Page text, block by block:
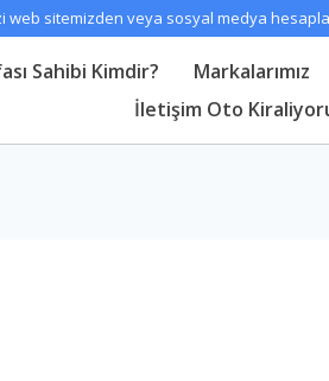
sitemizden veya sosyal medya
Sahibi Kimdir? Markalarımız
İletişim Oto